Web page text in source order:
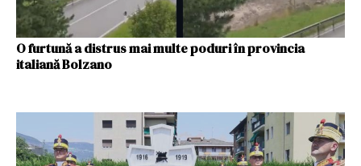
O furtună a distrus mai multe poduri în provincia
italiană Bolzano